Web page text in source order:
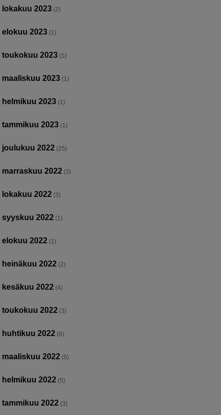
lokakuu 2023 (2)
elokuu 2023 (1)
toukokuu 2023 (1)
maaliskuu 2023 (1)
helmikuu 2023 (1)
tammikuu 2023 (1)
joulukuu 2022 (25)
marraskuu 2022 (3)
lokakuu 2022 (3)
syyskuu 2022 (1)
elokuu 2022 (1)
heinäkuu 2022 (2)
kesäkuu 2022 (4)
toukokuu 2022 (3)
huhtikuu 2022 (6)
maaliskuu 2022 (5)
helmikuu 2022 (5)
tammikuu 2022 (3)